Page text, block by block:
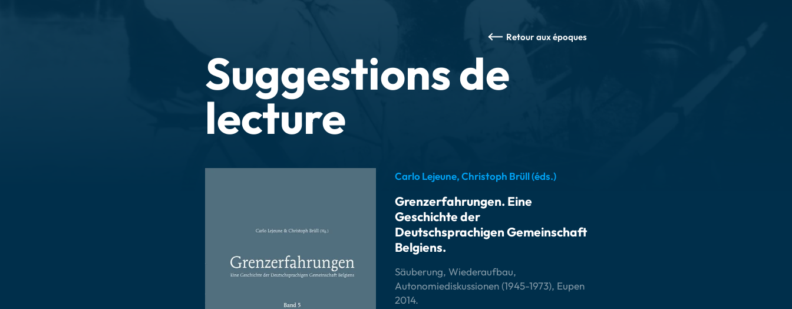
Retour aux époques
Suggestions de
lecture
Carlo Lejeune, Christoph Brüll (éds.)
Grenzerfahrungen. Eine
Geschichte der
Deutschsprachigen Gemeinschaft
Belgiens.
Säuberung, Wiederaufbau,
Autonomiediskussionen (1945-1973), Eupen
2014.